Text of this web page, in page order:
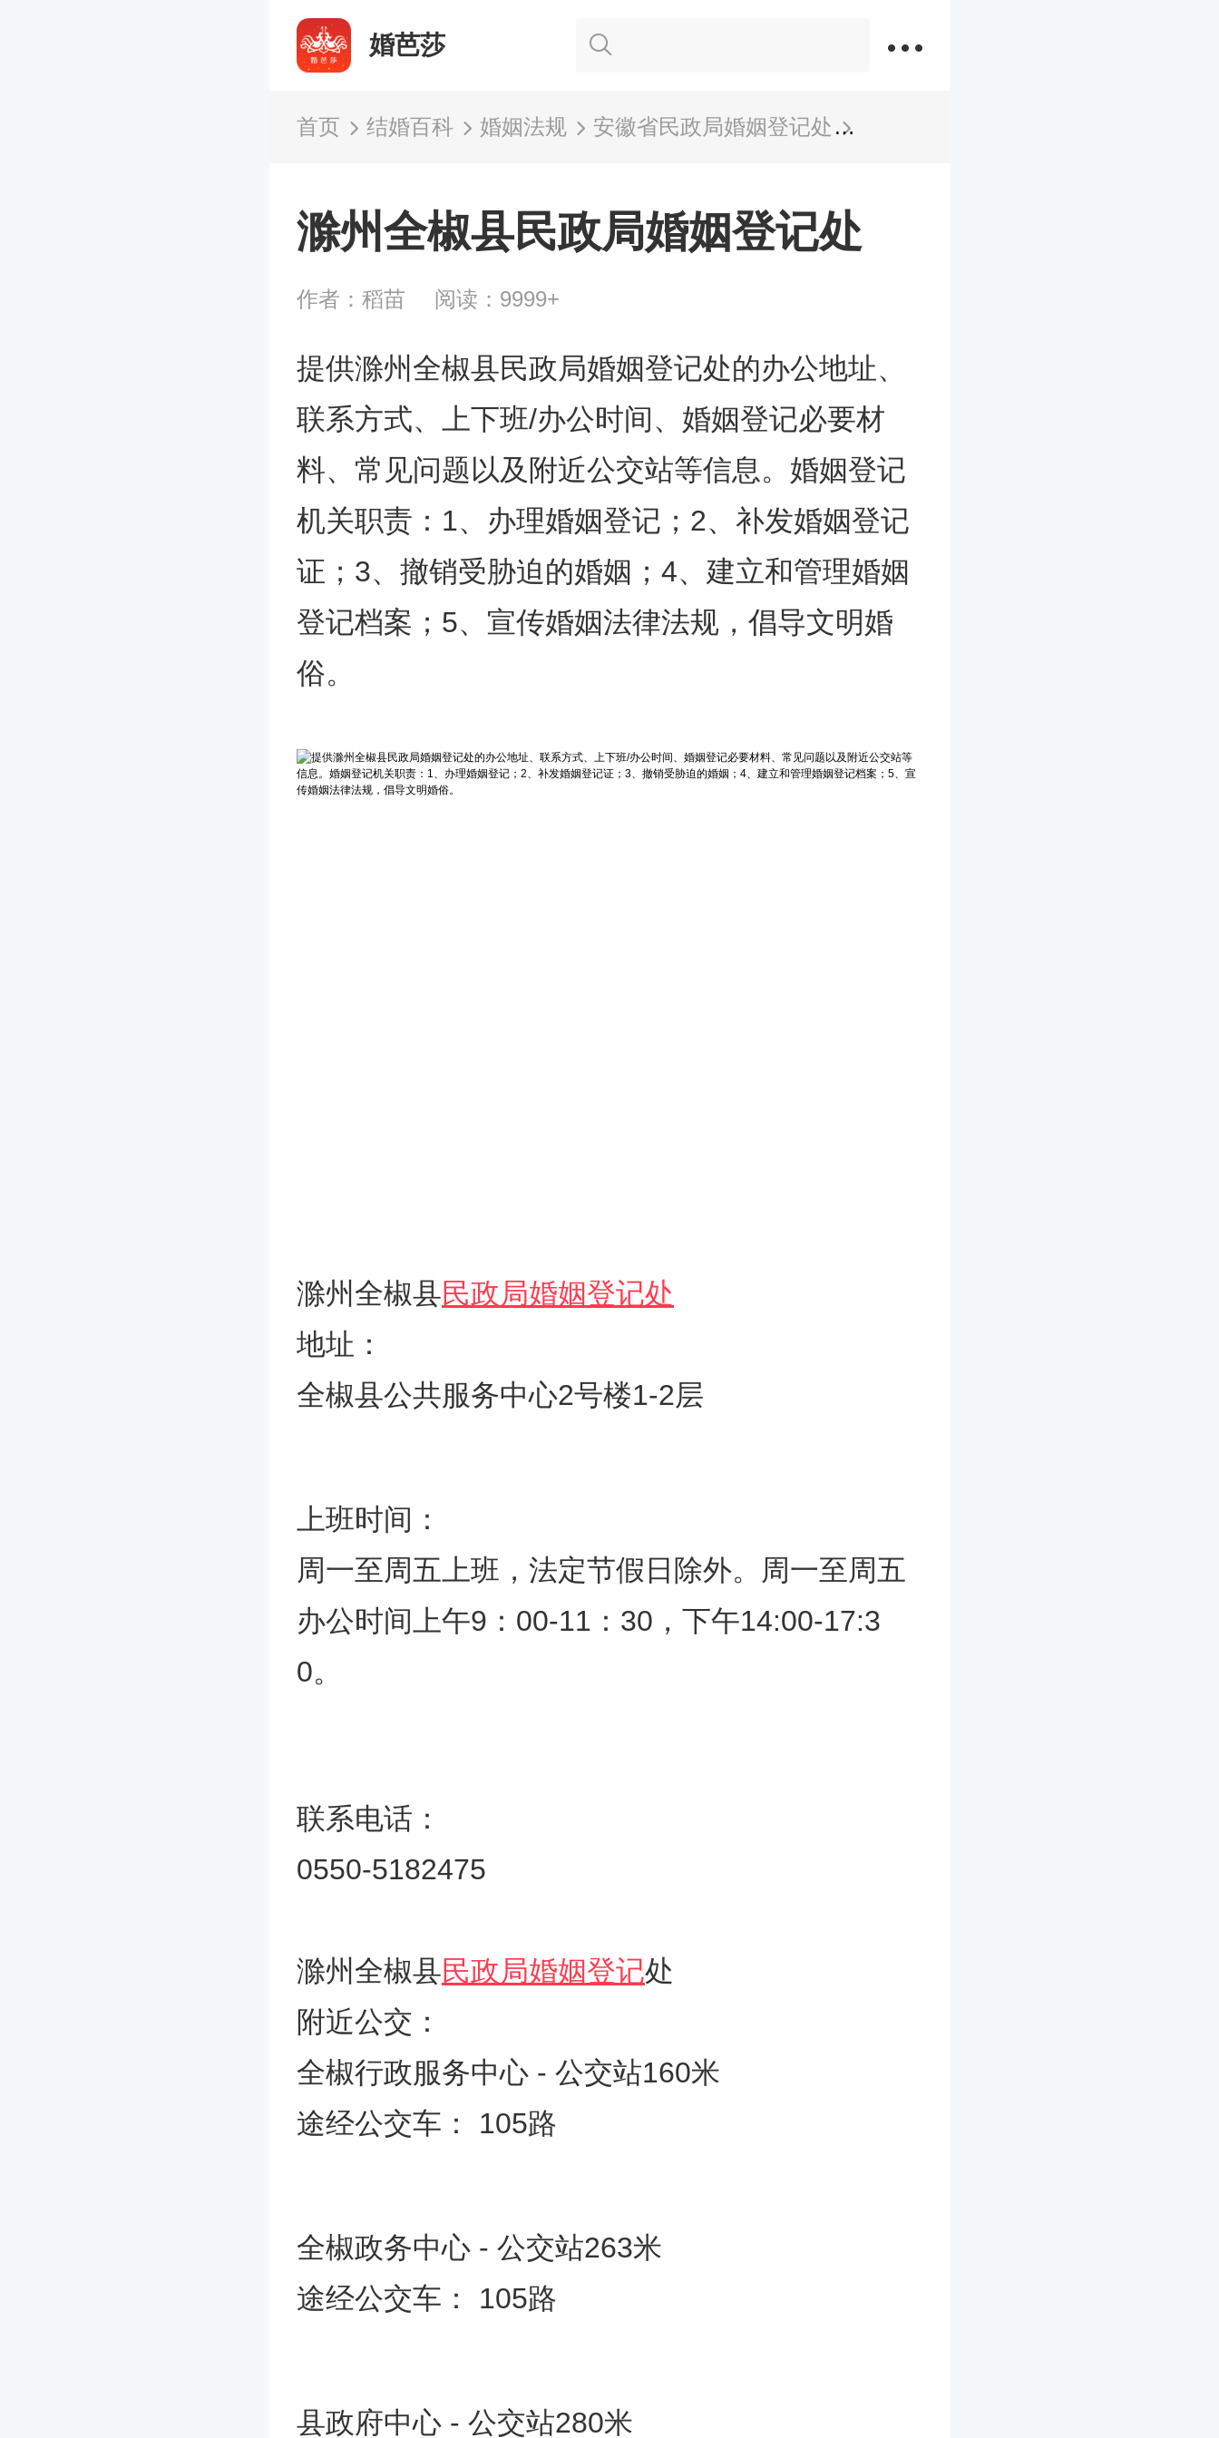
婚芭莎
首页 结婚百科 婚姻法规 安徽省民政局婚姻登记处
滁州全椒县民政局婚姻登记处
作者：稻苗 阅读：9999+
提供滁州全椒县民政局婚姻登记处的办公地址、
联系方式、上下班/办公时间、婚姻登记必要材
料、常见问题以及附近公交站等信息。婚姻登记
机关职责：1、办理婚姻登记；2、补发婚姻登记
证；3、撤销受胁迫的婚姻；4、建立和管理婚姻
登记档案；5、宣传婚姻法律法规，倡导文明婚
俗。
滁州全椒县民政局婚姻登记处
地址：
全椒县公共服务中心2号楼1-2层
上班时间：
周一至周五上班，法定节假日除外。周一至周五
办公时间上午9：00-11：30，下午14:00-17:3
0。
联系电话：
0550-5182475
滁州全椒县民政局婚姻登记处
附近公交：
全椒行政服务中心 - 公交站160米
途经公交车： 105路
全椒政务中心 - 公交站263米
途经公交车： 105路
县政府中心 - 公交站280米